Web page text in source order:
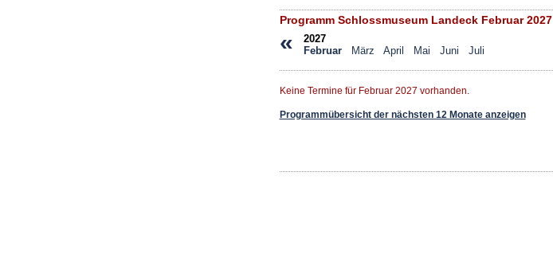
Programm Schlossmuseum Landeck Februar 2027
«
2027
Februar
März April Mai Juni Juli
Keine Termine für Februar 2027 vorhanden.
Programmübersicht der nächsten 12 Monate anzeigen